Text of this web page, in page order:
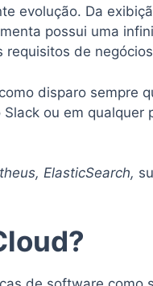
evolução. Da
possui uma
requisitos de
disparo sempre
ou em
ElasticSearch,